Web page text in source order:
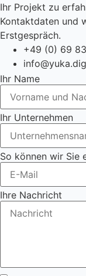
Ihr Projekt zu
Kontaktdaten und
Erstgespräch.
+49 (0) 69
Ihr Name
Ihr Unternehmen
So können wir Sie
Ihre Nachricht